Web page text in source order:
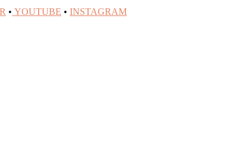
• YOUTUBE • INSTAGRAM